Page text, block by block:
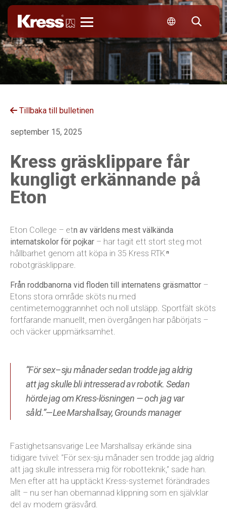
Tillbaka till bulletinen
september 15, 2025
Kress gräsklippare får
kungligt erkännande på
Eton
Eton College – etn av världens mest välkända
internatskolor för pojkar – har tagit ett stort steg mot
hållbarhet genom att köpa in 35 Kress RTK n
robotgräsklippare.
Från roddbanorna vid floden till internatens gräsmattor –
Etons stora område sköts nu med
centimeternoggrannhet och noll utsläpp. Sportfält sköts
fortfarande manuellt, men övergången har påbörjats –
och väcker uppmärksamhet.
“För sex–sju månader sedan trodde jag aldrig
att jag skulle bli intresserad av robotik. Sedan
hörde jag om Kress-lösningen — och jag var
såld.”—Lee Marshallsay, Grounds manager
Fastighetsansvarige Lee Marshallsay erkände sina
tidigare tvivel: ”För sex-sju månader sen trodde jag aldrig
att jag skulle intressera mig för robotteknik,” sade han.
Men efter att ha upptäckt Kress-systemet förändrades
allt – nu ser han obemannad klippning som en självklar
del av modern gräsvård.